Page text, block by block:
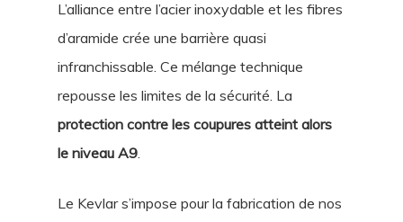
L’alliance entre l’acier inoxydable et les fibres
d’aramide crée une barrière quasi
infranchissable. Ce mélange technique
repousse les limites de la sécurité. La
protection contre les coupures atteint alors
le niveau A9.
Le Kevlar s’impose pour la fabrication de nos